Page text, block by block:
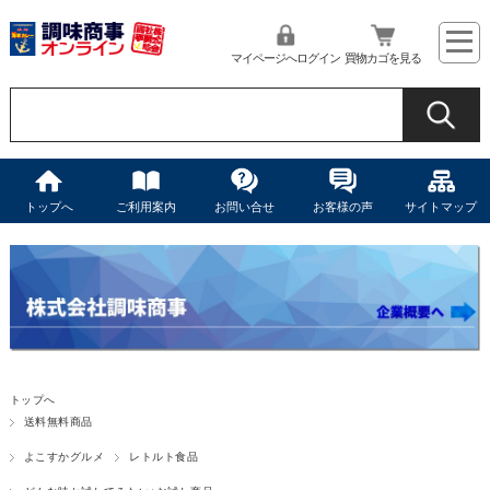
マイページへログイン 買物カゴを見る
トップへ ご利用案内 お問い合せ お客様の声 サイトマップ
トップへ
送料無料商品
よこすかグルメ レトルト食品